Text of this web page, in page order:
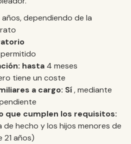
años, dependiendo de la
permitido
hasta 4 meses
tiene un coste
a cargo: Sí, mediante
que cumplen los requisitos:
de hecho y los hijos menores de
21 años)